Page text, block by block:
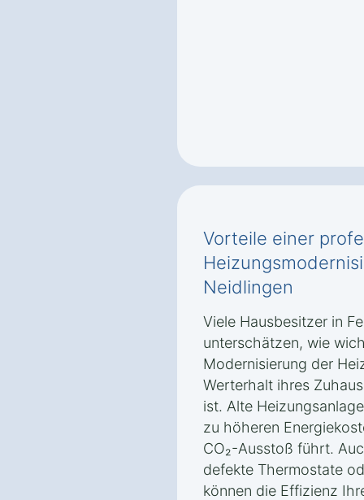
Vorteile einer
Neidlingen
Viele Hausbesitzer in
unterschätzen, wie
Modernisierung der
Werterhalt ihres
ist. Alte
zu höheren
CO₂-Ausstoß führt.
defekte Thermostate
können die Effizienz